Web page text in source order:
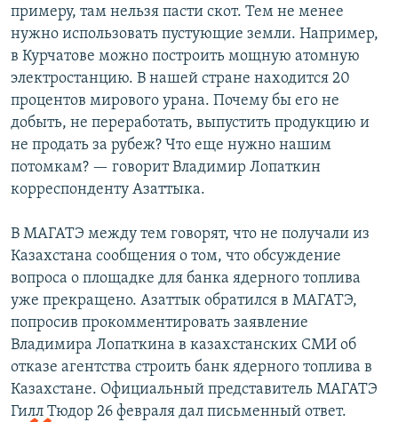
примеру, там нельзя пасти скот. Тем не менее
нужно использовать пустующие земли. Например,
в Курчатове можно построить мощную атомную
электростанцию. В нашей стране находится 20
процентов мирового урана. Почему бы его не
добыть, не переработать, выпустить продукцию и
не продать за рубеж? Что еще нужно нашим
потомкам? — говорит Владимир Лопаткин
корреспонденту Азаттыка.
В МАГАТЭ между тем говорят, что не получали из
Казахстана сообщения о том, что обсуждение
вопроса о площадке для банка ядерного топлива
уже прекращено. Азаттык обратился в МАГАТЭ,
попросив прокомментировать заявление
Владимира Лопаткина в казахстанских СМИ об
отказе агентства строить банк ядерного топлива в
Казахстане. Официальный представитель МАГАТЭ
Гилл Тюдор 26 февраля дал письменный ответ.